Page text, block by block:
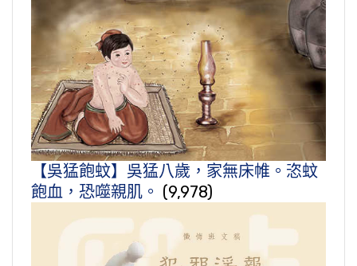
【吳猛飽蚊】吳猛八歲，家無床帷。恣蚊
飽血，恐噬親肌。 (9,978)